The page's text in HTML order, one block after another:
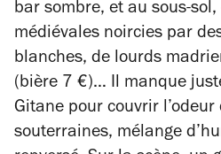
bar sombre, et au sous-
médiévales noircies par
blanches, de lourds
(bière 7 €)… Il manque
Gitane pour couvrir l’odeur
souterraines, mélange